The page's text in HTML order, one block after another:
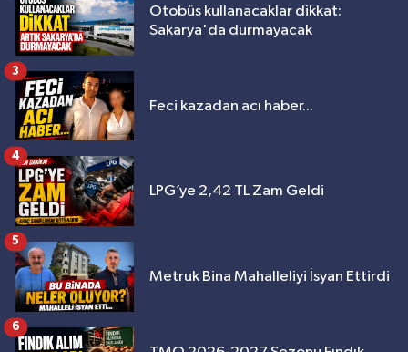
Otobüs kullanacaklar dikkat:
Sakarya'da durmayacak
Feci kazadan acı haber...
3
LPG’ye 2,42 TL Zam Geldi
4
Metruk Bina Mahalleliyi İsyan Ettirdi
5
6